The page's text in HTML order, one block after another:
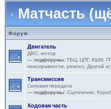
Матчасть
Форум
Двигатель
ДВС, мотор
— подфорумы: ГБЦ, ЦПГ, КШМ,
неисправности, ремонт, Другой
Трансмиссия
Силовая передача
— подфорумы: Сцепление
Ходовая часть